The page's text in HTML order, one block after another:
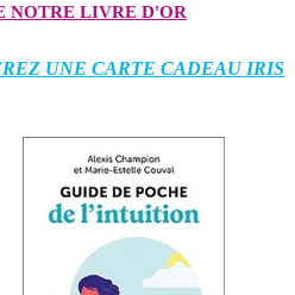
NOTRE LIVRE D'OR
UNE CARTE CADEAU IRIS